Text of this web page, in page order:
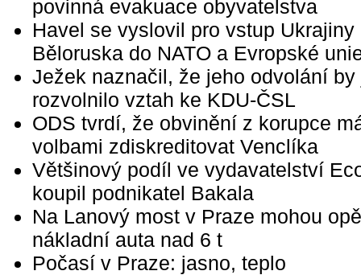
povinná evakuace obyvatelstva
Havel se vyslovil pro vstup Ukrajiny
Běloruska do NATO a Evropské
Ježek naznačil, že jeho odvolání
rozvolnilo vztah ke KDU-ČSL
ODS tvrdí, že obvinění z korupce
volbami zdiskreditovat Venclíka
Většinový podíl ve vydavatelství
koupil podnikatel Bakala
Na Lanový most v Praze mohou
nákladní auta nad 6 t
Počasí v Praze: jasno, teplo